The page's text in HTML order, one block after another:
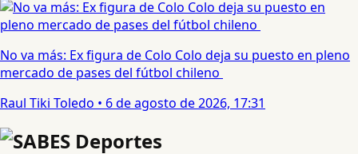
No va más: Ex figura de Colo Colo deja su puesto en pleno
mercado de pases del fútbol chileno
Raul Tiki Toledo • 6 de agosto de 2026, 17:31